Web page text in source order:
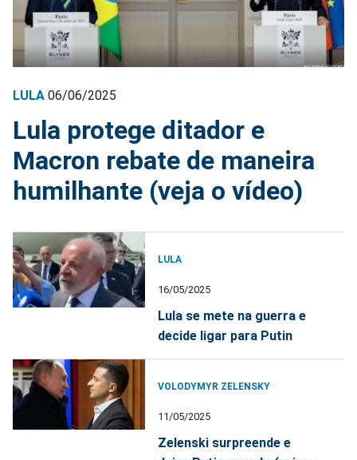
LULA 06/06/2025
Lula protege ditador e
Macron rebate de maneira
humilhante (veja o vídeo)
LULA
16/05/2025
Lula se mete na guerra e
decide ligar para Putin
VOLODYMYR ZELENSKY
11/05/2025
Zelenski surpreende e